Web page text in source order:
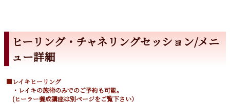
ヒーリング・チャネリングセッション/メニ
ュー詳細
■レイキヒーリング
・レイキの施術のみでのご予約も可能。
(ヒーラー養成講座は別ページをご覧下さい）